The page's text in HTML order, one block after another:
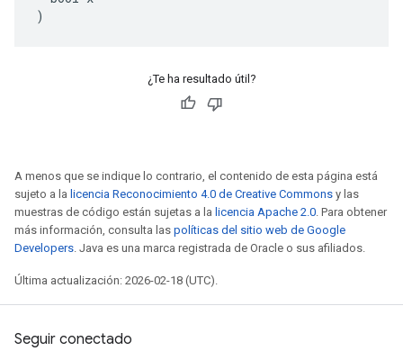
)
¿Te ha resultado útil?
A menos que se indique lo contrario, el contenido de esta página está
sujeto a la licencia Reconocimiento 4.0 de Creative Commons y las
muestras de código están sujetas a la licencia Apache 2.0. Para obtener
más información, consulta las políticas del sitio web de Google
Developers. Java es una marca registrada de Oracle o sus afiliados.
Última actualización: 2026-02-18 (UTC).
Seguir conectado